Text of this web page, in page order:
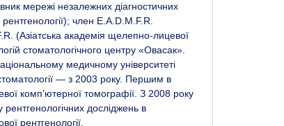
мережі незалежних діагностичних
член E.A.D.M.F.R.
(Азіатська академія щелепно-лицевої
стоматологічного центру «Овасак».
медичному університеті
— з 2003 року. Першим в
комп’ютерної томографії. З 2008 року
досліджень в
рентгенології.